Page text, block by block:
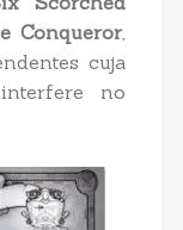
Conqueror,
cuja
no